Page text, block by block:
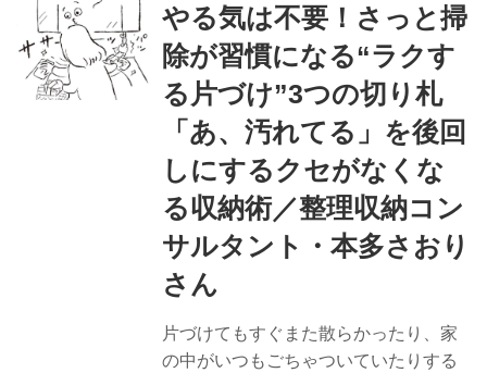
ルや紙袋などの勝手にたまりがちなも
のの持ち方を聞きました。
やる気は不要！さっと掃
除が習慣になる“ラクす
る片づけ”3つの切り札
「あ、汚れてる」を後回
しにするクセがなくな
る収納術／整理収納コン
サルタント・本多さおり
さん
片づけてもすぐまた散らかったり、家
の中がいつもごちゃついていたりする